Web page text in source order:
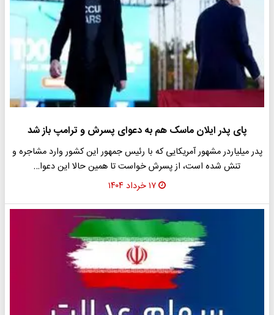
پای پدر ایلان ماسک هم به دعوای پسرش و ترامپ باز شد
پدر میلیاردر مشهور آمریکایی که با رئیس جمهور این کشور وارد مشاجره و
تنش شده است، از پسرش خواست تا همین حالا این دعوا…
۱۷ خرداد ۱۴۰۴